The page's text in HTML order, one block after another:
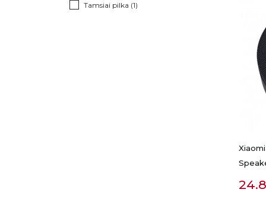
Tamsiai pilka (1)